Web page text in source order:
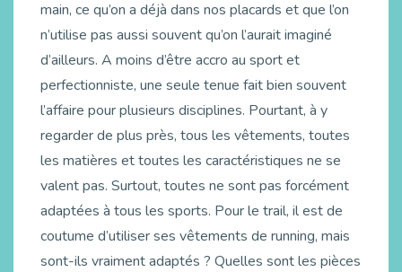
main, ce qu’on a déjà dans nos placards et que l’on
n’utilise pas aussi souvent qu’on l’aurait imaginé
d’ailleurs. A moins d’être accro au sport et
perfectionniste, une seule tenue fait bien souvent
l’affaire pour plusieurs disciplines. Pourtant, à y
regarder de plus près, tous les vêtements, toutes
les matières et toutes les caractéristiques ne se
valent pas. Surtout, toutes ne sont pas forcément
adaptées à tous les sports. Pour le trail, il est de
coutume d’utiliser ses vêtements de running, mais
sont-ils vraiment adaptés ? Quelles sont les pièces